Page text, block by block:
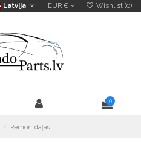
Latvija EUR € Wishlist (0)
0
Remontdaļas